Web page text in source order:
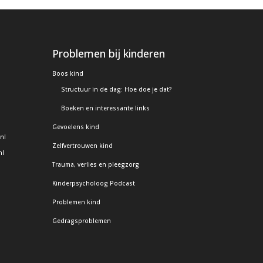
Problemen bij kinderen
Boos kind
Structuur in de dag: Hoe doe je dat?
Boeken en interessante links
Gevoelens kind
Zelfvertrouwen kind
Trauma, verlies en pleegzorg
Kinderpsycholoog Podcast
Problemen kind
Gedragsproblemen